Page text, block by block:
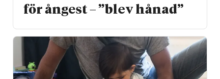
för ångest – ”blev hånad”